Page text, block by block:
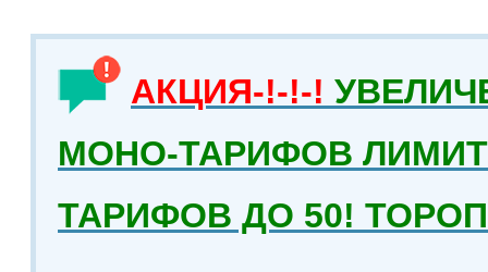
АКЦИЯ-!-!-!
МОНО-ТАРИФОВ
ТАРИФОВ ДО 50!